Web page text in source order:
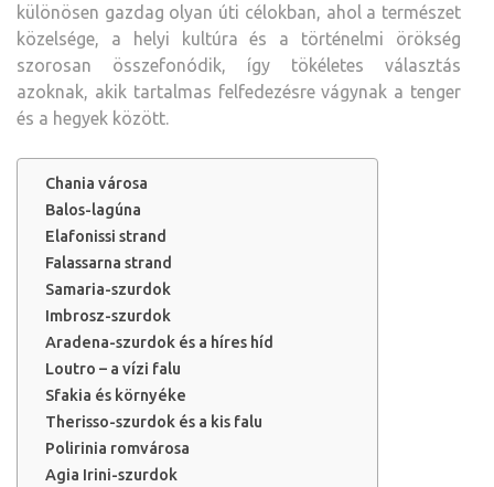
különösen gazdag olyan úti célokban, ahol a természet
közelsége, a helyi kultúra és a történelmi örökség
szorosan összefonódik, így tökéletes választás
azoknak, akik tartalmas felfedezésre vágynak a tenger
és a hegyek között.
Chania városa
Balos-lagúna
Elafonissi strand
Falassarna strand
Samaria-szurdok
Imbrosz-szurdok
Aradena-szurdok és a híres híd
Loutro – a vízi falu
Sfakia és környéke
Therisso-szurdok és a kis falu
Polirinia romvárosa
Agia Irini-szurdok